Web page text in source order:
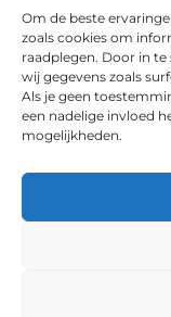
Om de beste
zoals cookies om
raadplegen. Door in
wij gegevens zoals
Als je geen
een nadelige invloed
mogelijkheden.